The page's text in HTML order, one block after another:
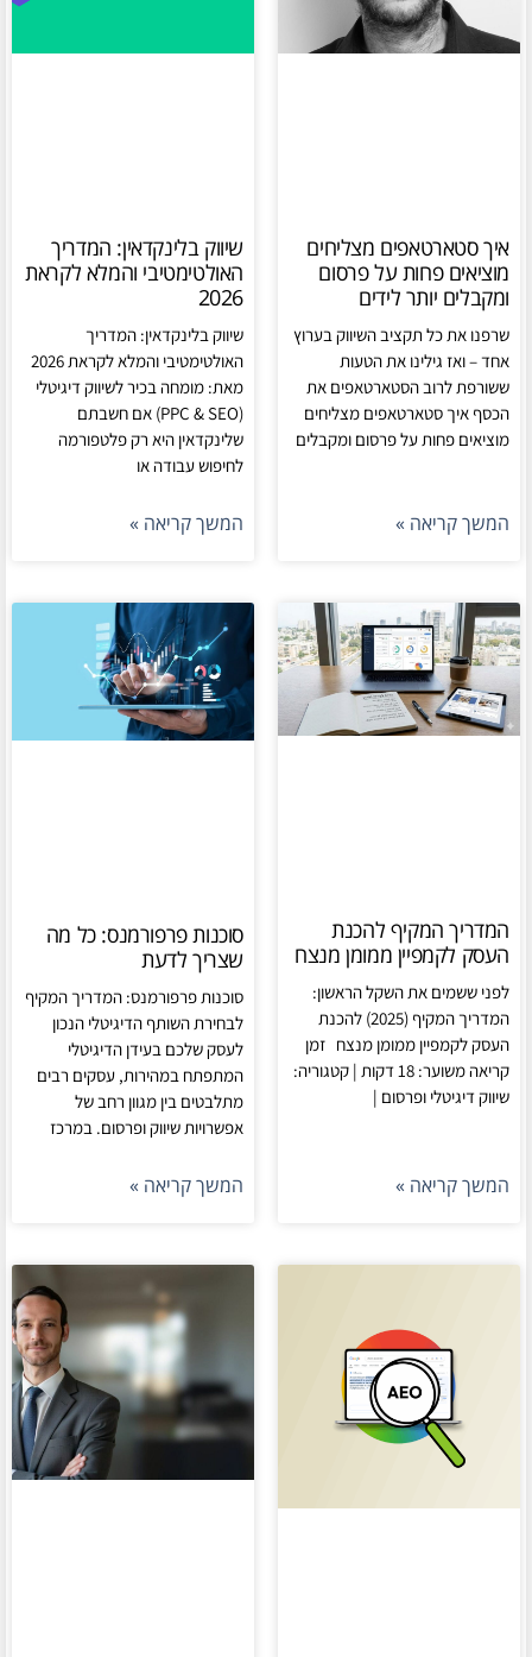
איך סטארטאפים מצליחים
מוציאים פחות על פרסום
ומקבלים יותר לידים
שרפנו את כל תקציב השיווק בערוץ
אחד – ואז גילינו את הטעות
ששורפת לרוב הסטארטאפים את
הכסף איך סטארטאפים מצליחים
מוציאים פחות על פרסום ומקבלים
המשך קריאה »
שיווק בלינקדאין: המדריך
האולטימטיבי והמלא לקראת
2026
שיווק בלינקדאין: המדריך
מאת: מומחה בכיר לשיווק דיגיטלי
(PPC & SEO) אם חשבתם
שלינקדאין היא רק פלטפורמה
לחיפוש עבודה או
המשך קריאה »
המדריך המקיף להכנת
העסק לקמפיין ממומן מנצח
לפני ששמים את השקל הראשון:
המדריך המקיף (2025) להכנת
העסק לקמפיין ממומן מנצח זמן
קריאה משוער: 18 דקות | קטגוריה:
שיווק דיגיטלי ופרסום |
המשך קריאה »
סוכנות פרפורמנס: כל מה
שצריך לדעת
סוכנות פרפורמנס: המדריך המקיף
לבחירת השותף הדיגיטלי הנכון
לעסק שלכם בעידן הדיגיטלי
המתפתח במהירות, עסקים רבים
מתלבטים בין מגוון רחב של
אפשרויות שיווק ופרסום. במרכז
המשך קריאה »